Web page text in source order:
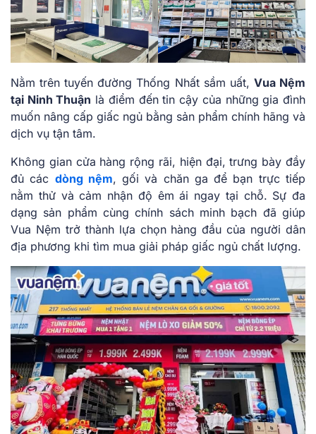
Nằm trên tuyến đường Thống Nhất sầm uất, Vua Nệm
tại Ninh Thuận là điểm đến tin cậy của những gia đình
muốn nâng cấp giấc ngủ bằng sản phẩm chính hãng và
dịch vụ tận tâm.
Không gian cửa hàng rộng rãi, hiện đại, trưng bày đầy
đủ các dòng nệm, gối và chăn ga để bạn trực tiếp
nằm thử và cảm nhận độ êm ái ngay tại chỗ. Sự đa
dạng sản phẩm cùng chính sách minh bạch đã giúp
Vua Nệm trở thành lựa chọn hàng đầu của người dân
địa phương khi tìm mua giải pháp giấc ngủ chất lượng.